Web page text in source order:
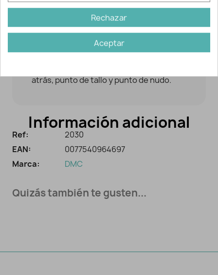
Descripción y detalles
Nivel: Intermedio.
atrás, punto de tallo y punto de nudo.
Información adicional
Ref:
2030
EAN:
0077540964697
Marca:
DMC
Quizás también te gusten...
Rechazar
Aceptar